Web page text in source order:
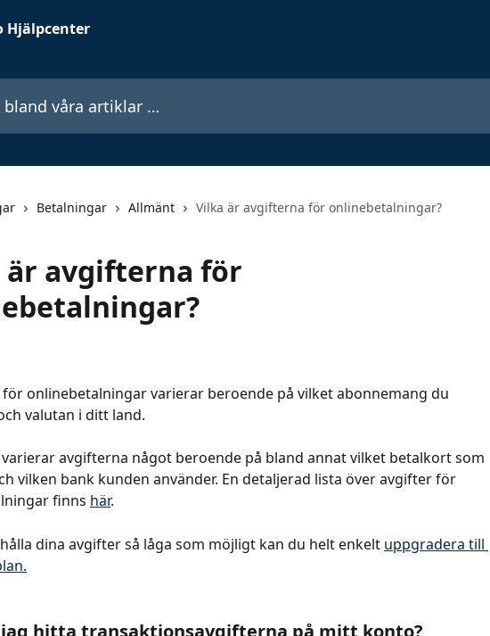
artiklar …
Betalningar Allmänt Vilka är avgifterna för onlinebetalningar?
är avgifterna för
onlinebetalningar varierar beroende på vilket abonnemang du
valutan i ditt land.
avgifterna något beroende på bland annat vilket betalkort som
vilken bank kunden använder. En detaljerad lista över avgifter för
finns här.
dina avgifter så låga som möjligt kan du helt enkelt uppgradera till
hitta transaktionsavgifterna på mitt konto?